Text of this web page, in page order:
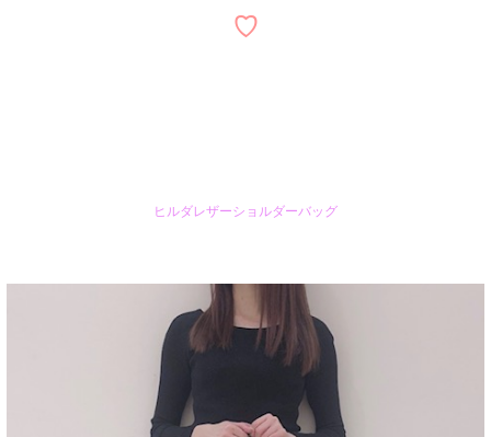
♡
ヒルダレザーショルダーバッグ